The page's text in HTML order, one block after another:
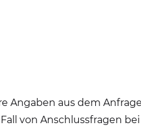
Angaben aus dem
von Anschlussfragen